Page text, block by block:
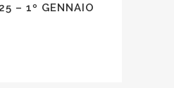
– 1º GENNAIO